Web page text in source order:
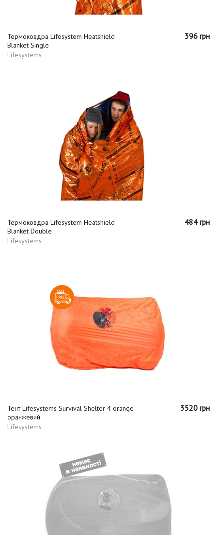
Термоковдра Lifesystem Heatshield
Blanket Single
Lifesystems
396 грн
Термоковдра Lifesystem Heatshield
Blanket Double
Lifesystems
484 грн
Тент Lifesystems Survival Shelter 4 orange
оранжевий
Lifesystems
3520 грн